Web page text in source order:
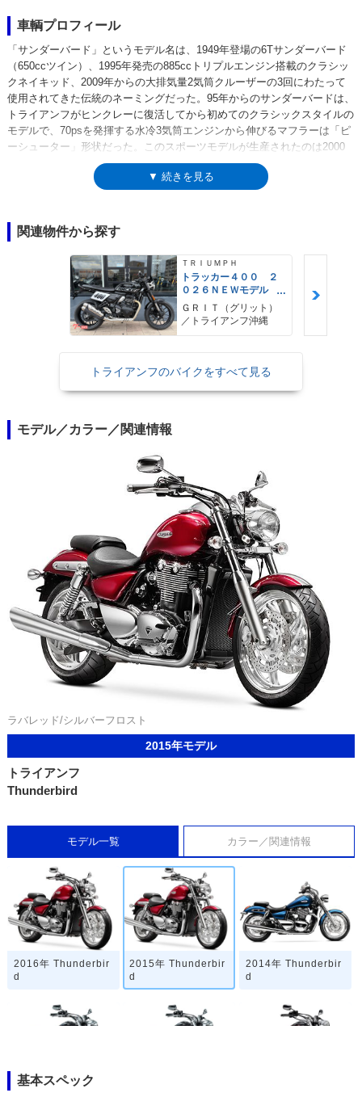
車輌プロフィール
「サンダーバード」というモデル名は、1949年登場の6Tサンダーバード
（650ccツイン）、1995年発売の885ccトリプルエンジン搭載のクラシッ
クネイキッド、2009年からの大排気量2気筒クルーザーの3回にわたって
使用されてきた伝統のネーミングだった。95年からのサンダーバードは、
トライアンフがヒンクレーに復活してから初めてのクラシックスタイルの
モデルで、70psを発揮する水冷3気筒エンジンから伸びるマフラーは「ピ
ーシューター」形状だった。このスポーツモデルが生産されたのは2000
年代前半までで、わずか数年を経た2009年に、まったく違うキャラクタ
ーで「サンダーバード」が復活。3気筒時代から2倍近い排気量を持つ、
位相クランクを採用。トライアンフとしてはじめて、ベルトドライブを採
用した。大排気量アメリカンとしてのサンダーバードは、サンダーバード
ストーム（2012年）やサンダーバードLT/コマンダー（2014年）といった
派生モデルを誕生させた。
▼ 続きを見る
関連物件から探す
ＴＲＩＵＭＰＨ
トラッカー４００ ２
０２６ＮＥＷモデル
フラットトラック ト
ルクアシストクラッ
チ トラクションコン
ＧＲＩＴ（グリット）
／トライアンフ沖縄
トライアンフのバイクをすべて見る
モデル／カラー／関連情報
ラバレッド/シルバーフロスト
2015年モデル
トライアンフ
Thunderbird
モデル一覧 カラー／関連情報
2016年 Thunderbir
d
2015年 Thunderbir
d
2014年 Thunderbir
d
基本スペック